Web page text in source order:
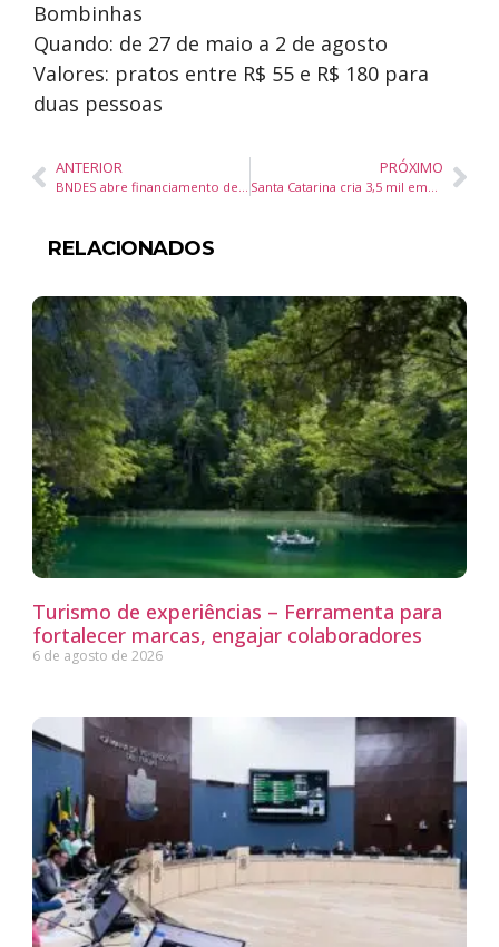
Bombinhas
Quando: de 27 de maio a 2 de agosto
Valores: pratos entre R$ 55 e R$ 180 para
duas pessoas
ANTERIOR
BNDES abre financiamento de R$ 21,2 bilhões para renovação de frota de caminhões e ônibus no Brasil
PRÓXIMO
Santa Catarina cria 3,5 mil empregos formais em abril e destaca crescimento nos setores de serviços e construção
RELACIONADOS
Turismo de experiências – Ferramenta para
fortalecer marcas, engajar colaboradores
6 de agosto de 2026